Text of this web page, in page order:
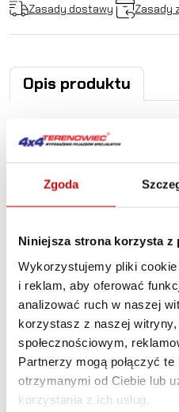
Zgoda
Niniejsza strona korzysta z
Wykorzystujemy pliki
i reklam, aby oferować
analizować ruch w naszej
korzystasz z naszej
społecznościowym,
Partnerzy mogą połączyć
otrzymanymi od Ciebie lub
korzystania z ich usług.
Zasady dostawy Zasady
Opis produktu
Jeep Grand
1999-2004
montażowa
powiększona
Jeep Grand Cherokee
wyciągarki poszerzona pod
została powiększona o
o 40 mm.Powoduje to
windy z szerszymi łapami
również zderzak trzeba
płyty.Wystaje ok. 30 cm
mm przed zderzak. Montaż